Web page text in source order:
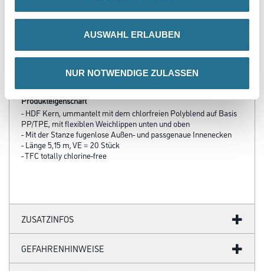
AUSWAHL ERLAUBEN
NUR NOTWENDIGE ZULASSEN
sehen
PRODUKTEIGENSCHAFTEN
Produkteigenschaft
- HDF Kern, ummantelt mit dem chlorfreien Polyblend auf Basis
PP/TPE, mit flexiblen Weichlippen unten und oben
- Mit der Stanze fugenlose Außen- und passgenaue Innenecken
- Länge 5,15 m, VE = 20 Stück
- TFC totally chlorine-free
ZUSATZINFOS
GEFAHRENHINWEISE